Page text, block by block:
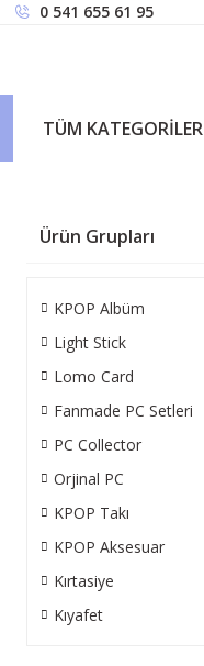
0 541 655 61 95
TÜM KATEGORİLER
Ürün Grupları
KPOP Albüm
Light Stick
Lomo Card
Fanmade PC Setleri
PC Collector
Orjinal PC
KPOP Takı
KPOP Aksesuar
Kırtasiye
Kıyafet